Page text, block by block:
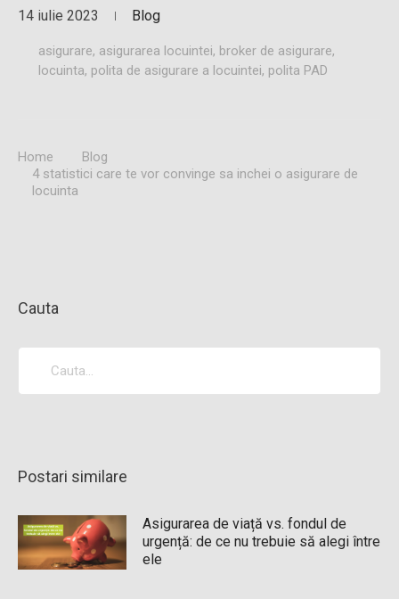
14 iulie 2023 Blog
asigurare, asigurarea locuintei, broker de asigurare,
locuinta, polita de asigurare a locuintei, polita PAD
Home
Blog
4 statistici care te vor convinge sa inchei o asigurare de
locuinta
Cauta
Postari similare
Asigurarea de viață vs. fondul de
urgență: de ce nu trebuie să alegi între
ele